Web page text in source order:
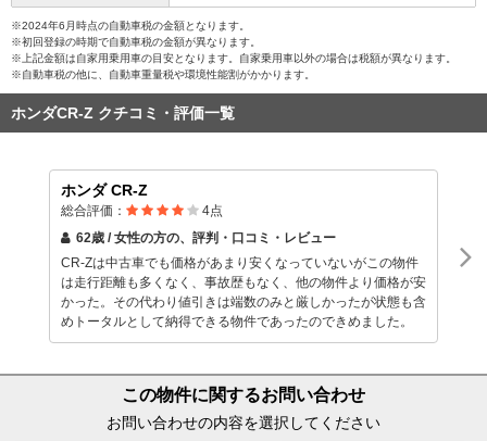
※2024年6月時点の自動車税の金額となります。
※初回登録の時期で自動車税の金額が異なります。
※上記金額は自家用乗用車の目安となります。自家乗用車以外の場合は税額が異なります。
※自動車税の他に、自動車重量税や環境性能割がかかります。
ホンダCR-Z クチコミ・評価一覧
ホンダ CR-Z
総合評価： 4点
62歳 / 女性の方の、評判・口コミ・レビュー
CR-Zは中古車でも価格があまり安くなっていないがこの物件
は走行距離も多くなく、事故歴もなく、他の物件より価格が安
かった。その代わり値引きは端数のみと厳しかったが状態も含
めトータルとして納得できる物件であったのできめました。
この物件に関するお問い合わせ
お問い合わせの内容を選択してください